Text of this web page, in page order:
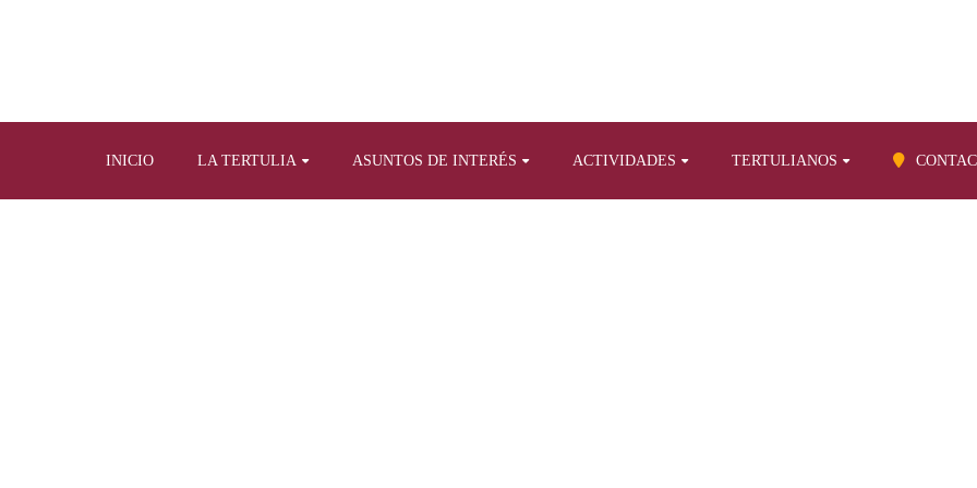
INICIO LA TERTULIA ASUNTOS DE INTERÉS ACTIVIDADES TERTULIANOS